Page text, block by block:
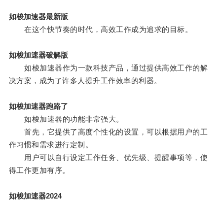
如梭加速器最新版
在这个快节奏的时代，高效工作成为追求的目标。
如梭加速器破解版
如梭加速器作为一款科技产品，通过提供高效工作的解
决方案，成为了许多人提升工作效率的利器。
如梭加速器跑路了
如梭加速器的功能非常强大。
首先，它提供了高度个性化的设置，可以根据用户的工
作习惯和需求进行定制。
用户可以自行设定工作任务、优先级、提醒事项等，使
得工作更加有序。
如梭加速器2024